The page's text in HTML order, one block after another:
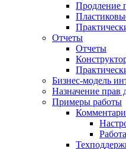
Продление
Отчеты
Отчеты
Бизнес-модель
Назначение прав
Примеры работы